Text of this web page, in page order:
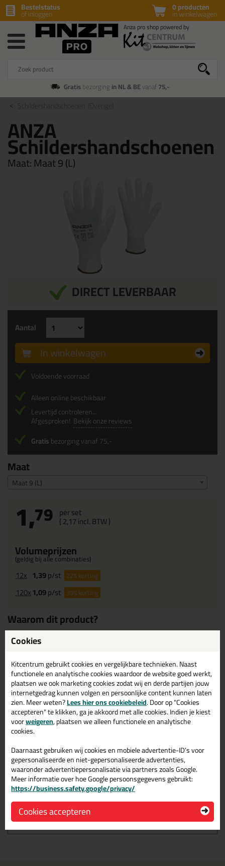
0 producten
in winkelwagen
Bestelstatus
of inloggen
Gratisbezorging in NL & BEvanaf75,-
ANZA
Schildershandschoenen
Maat:Maat 9 (L)
DIRECT LEVERBAAR
Maat
Maat 9 (L)
1,79 per set
(2,17incl. BTW )
Volumeprijzen
(geldig bij alle combinaties)
12x 1,39p/st 22%korting
120x1,09p/st 39%korting
Aantal
In winkelwagen
Voldoende voorraad
Alleen online beschikbaar
Levertijd controleren...
Afgesproken! Bekijk onze reviews
Gratisbezorging vanaf 75,-
Waarom dit product?
Kwaliteitsproduct
Geschikt om vaker te gebruiken
Comfortabel
Goede grip
Omschrijving Reviews (0)
ANZA
Schildershandschoenen in
Maat 9 (L)
Bestel de ANZA Schildershandschoenen in Maat 9 (L) vandaag
nog! Vandaag besteld = morgen in huis.
Wil je meer weten over de toepassing en kenmerken van dit
product?Lees alles over dit product >
Cookies
Kitcentrum gebruikt cookies en vergelijkbare technieken. Naast
functionele en analytische cookies waardoor de website goed werkt,
plaatsen we ook marketing cookies zodat wij en derde partijen jouw
internetgedrag kunnen volgen en persoonlijke content kunnen laten
zien. Meer weten?Lees hier ons cookiebeleid. Door op "Cookies
accepteren" te klikken, ga je akkoord met alle cookies. Indien je kiest
voorweigeren, plaatsen we alleen functionele en analytische
cookies.
Daarnaast gebruiken wij cookies en mobiele advertentie-ID’s voor
gepersonaliseerde en niet-gepersonaliseerde advertenties,
waaronder advertentiepersonalisatie via partners zoals Google.
Meer informatie over hoe Google persoonsgegevens gebruikt:
https://business.safety.google/privacy/
Cookies accepteren